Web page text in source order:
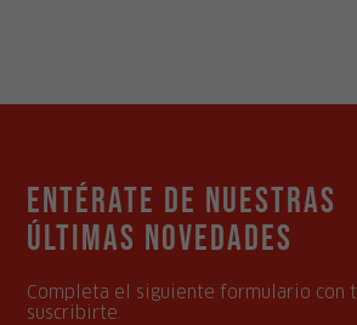
Entérate de nuestras
últimas novedades
Completa el siguiente formulario con
suscribirte.